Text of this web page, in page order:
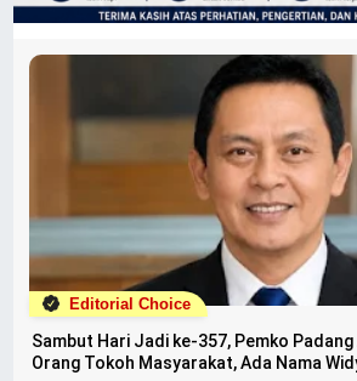
Editorial Choice
Sambut Hari Jadi ke-357, Pemko
Orang Tokoh Masyarakat, Ada Nama